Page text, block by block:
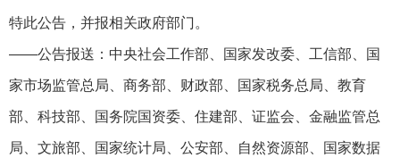
特此公告，并报相关政府部门。
——公告报送：中央社会工作部、国家发改委、工信部、国
家市场监管总局、商务部、财政部、国家税务总局、教育
部、科技部、国务院国资委、住建部、证监会、金融监管总
局、文旅部、国家统计局、公安部、自然资源部、国家数据